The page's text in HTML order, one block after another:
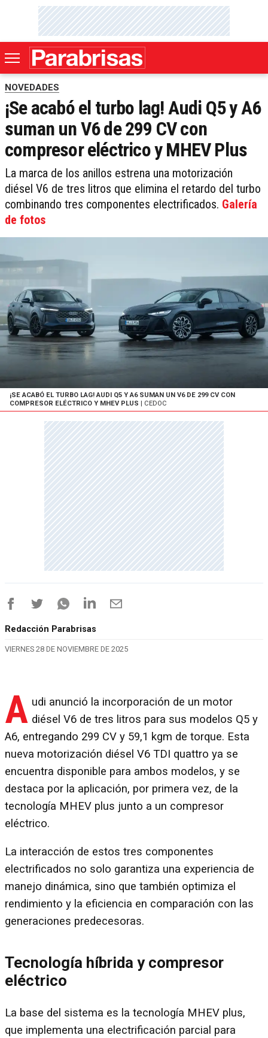
NOVEDADES
¡Se acabó el turbo lag! Audi Q5 y A6
suman un V6 de 299 CV con
compresor eléctrico y MHEV Plus
La marca de los anillos estrena una motorización
diésel V6 de tres litros que elimina el retardo del turbo
combinando tres componentes electrificados. Galería
de fotos
¡SE ACABÓ EL TURBO LAG! AUDI Q5 Y A6 SUMAN UN V6 DE 299 CV CON
COMPRESOR ELÉCTRICO Y MHEV PLUS | CEDOC
Redacción Parabrisas
VIERNES 28 DE NOVIEMBRE DE 2025
A udi anunció la incorporación de un motor
diésel V6 de tres litros para sus modelos Q5 y
A6, entregando 299 CV y 59,1 kgm de torque. Esta
nueva motorización diésel V6 TDI quattro ya se
encuentra disponible para ambos modelos, y se
destaca por la aplicación, por primera vez, de la
tecnología MHEV plus junto a un compresor
eléctrico.
La interacción de estos tres componentes
electrificados no solo garantiza una experiencia de
manejo dinámica, sino que también optimiza el
rendimiento y la eficiencia en comparación con las
generaciones predecesoras.
Tecnología híbrida y compresor
eléctrico
La base del sistema es la tecnología MHEV plus,
que implementa una electrificación parcial para